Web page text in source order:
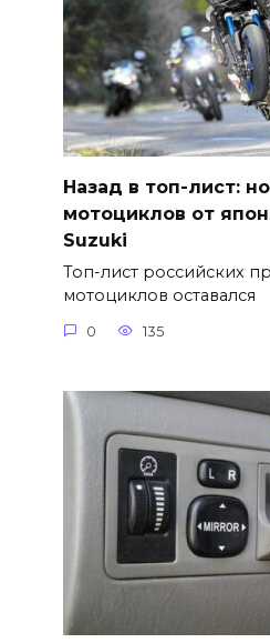
Назад в топ-лист:
мотоциклов от
Suzuki
Топ-лист российских
мотоциклов оставался
0 135